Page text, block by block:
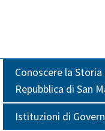
Conoscere la Storia
Repubblica di San
Istituzioni di